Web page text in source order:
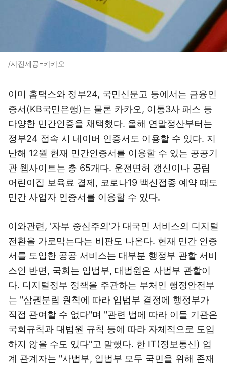
/사진제공=카카오
이미 홈택스와 정부24, 국민신문고 등에서는 금융인
증서(KB국민은행)는 물론 카카오, 이통3사 패스 등
다양한 민간인증을 채택했다. 올해 연말정산부터는
정부24 접속 시 네이버 인증서도 이용할 수 있다. 지
난해 12월 현재 민간인증서를 이용할 수 있는 공공기
관 웹사이트는 총 65개다. 운전면허 갱신이나 공립
어린이집 보육료 결제, 코로나19 백신접종 예약 때도
민간 사업자 인증서를 이용할 수 있다.
이와관련, '자부 중심주의'가 대국민 서비스의 디지털
전환을 가로막는다는 비판도 나온다. 현재 민간 인증
서를 도입한 공공 서비스는 대부분 행정부 관할 서비
스인 반면, 국회는 입법부, 대법원은 사법부 관할이
다. 디지털정부 정책을 주관하는 부처인 행정안전부
는 "삼권분립 원칙에 따라 입법부 결정에 행정부가
직접 관여할 수 없다"며 "관련 법에 따라 이들 기관은
국회규칙과 대법원 규칙 등에 따라 자체적으로 도입
하지 않을 수도 있다"고 말했다. 한 IT(정보통신) 업
계 관계자는 "사법부, 입법부 모두 국민을 위해 존재